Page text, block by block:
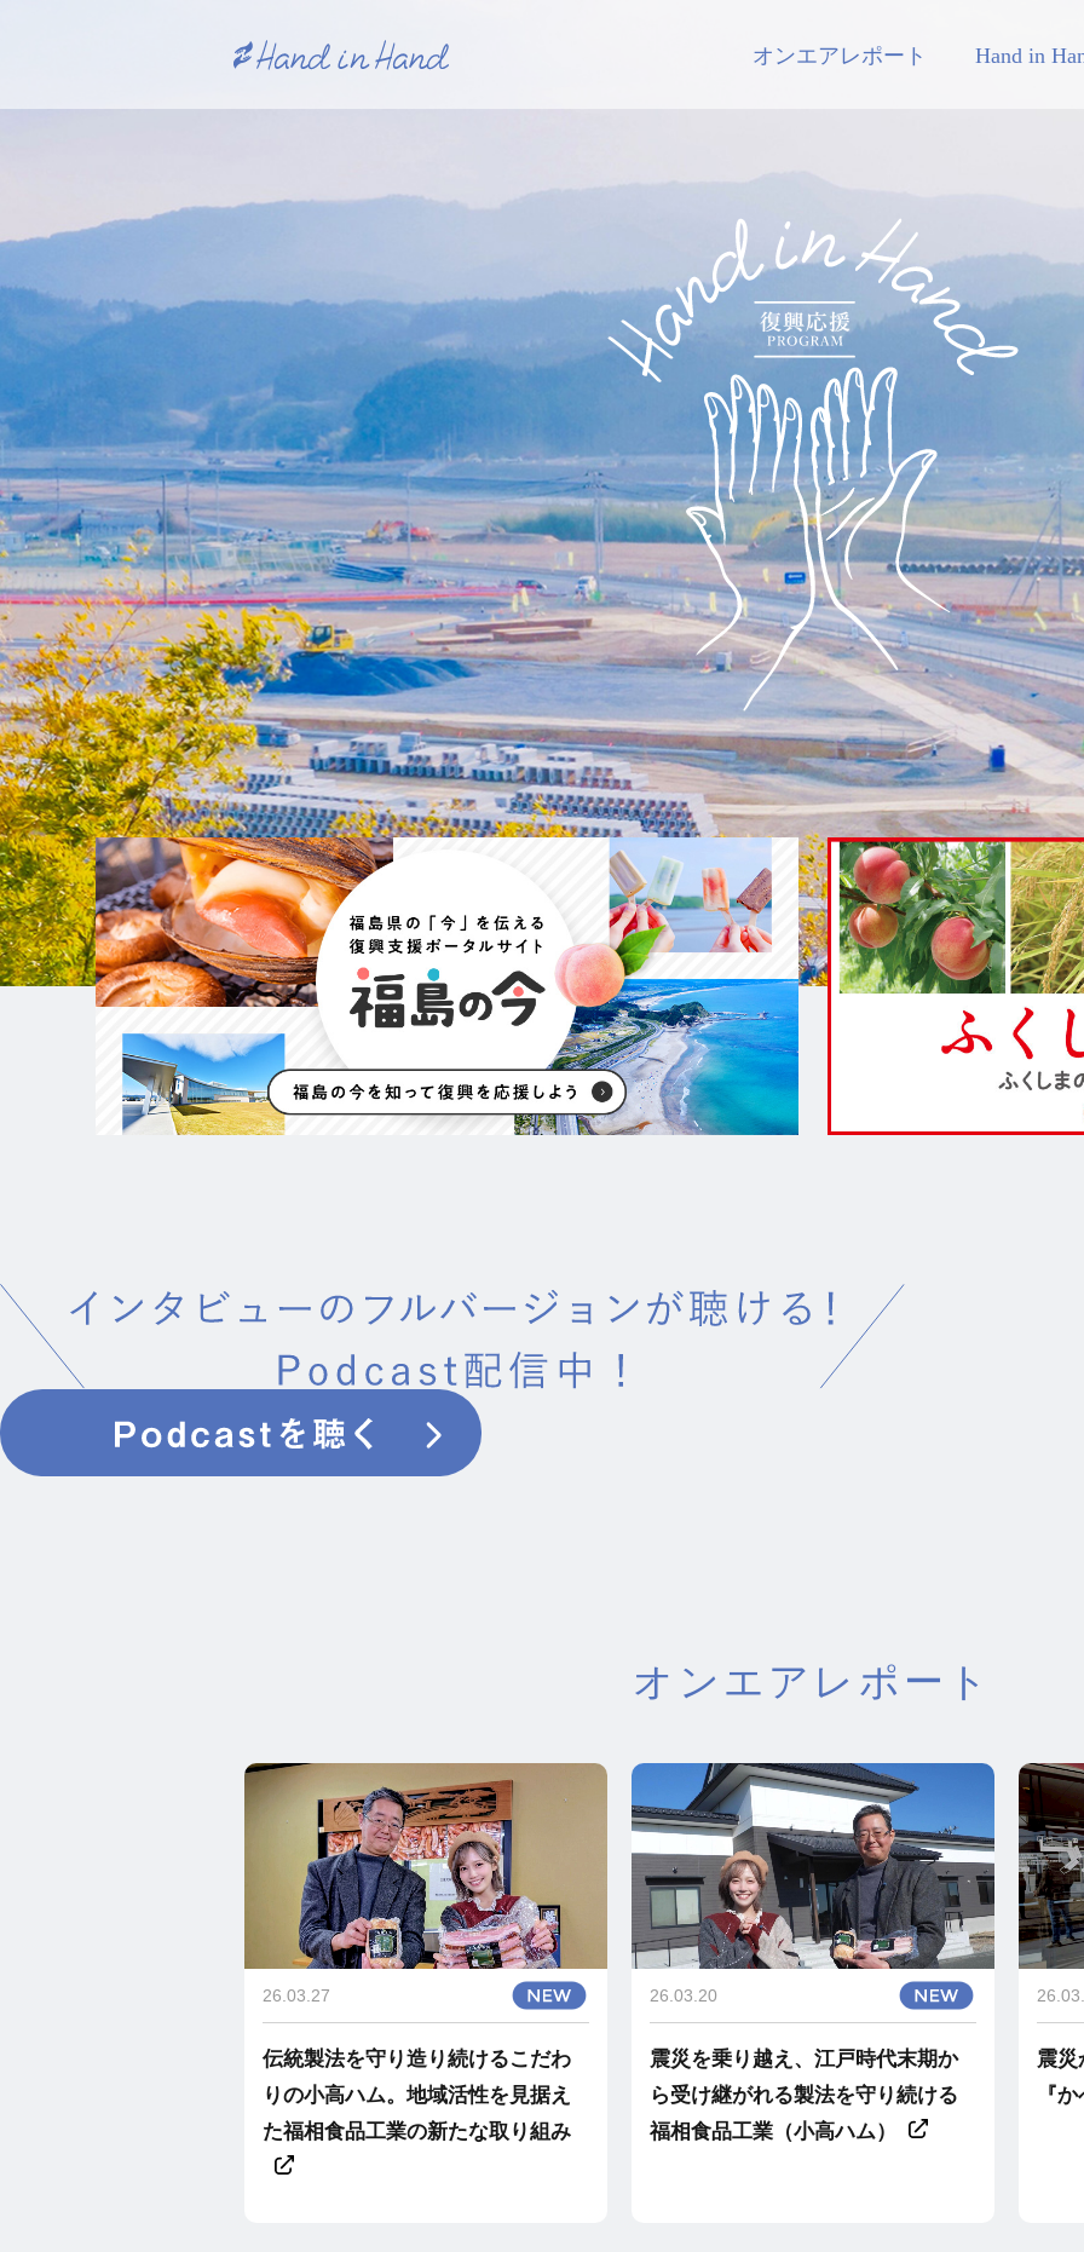
オンエアレポート Hand in
オンエアレポート
26.03.27
伝統製法を守り造り続けるこだわ
りの小高ハム。地域活性を見据え
た福相食品工業の新たな取り組み
26.03.20
震災を乗り越え、江戸時代末期か
ら受け継がれる製法を守り続ける
福相食品工業（小高ハム）
震
『